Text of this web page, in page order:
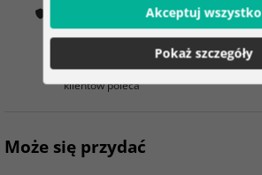
Jak weryfikujemy oceny?
100%
klientów poleca
Może się przydać
Akceptuj wszystko
Pokaż szczegóły